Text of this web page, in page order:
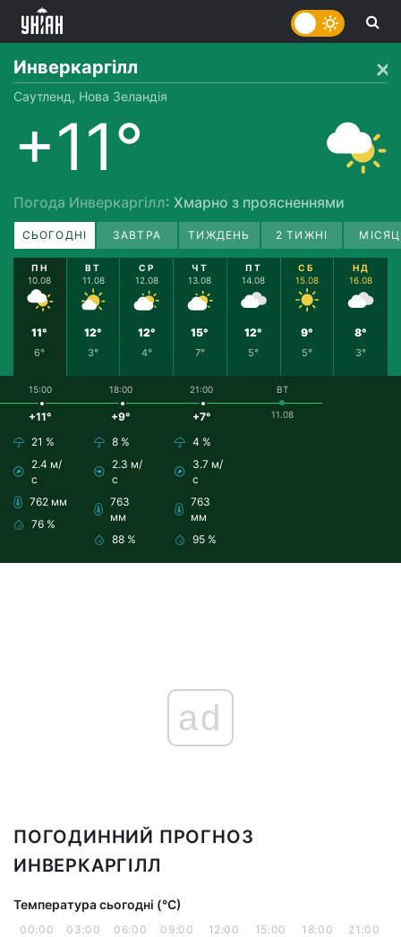
Инверкаргілл
Саутленд, Нова Зеландія
+11°
Погода Инверкаргілл: Хмарно з проясненнями
СЬОГОДНІ ЗАВТРА ТИЖДЕНЬ 2 ТИЖНІ
ПН
10.08
11°
6°
ВТ
11.08
12°
3°
СР
12.08
12°
4°
ЧТ
13.08
15°
7°
ПТ
14.08
12°
5°
СБ
15.08
9°
5°
НД
16.08
8°
3°
15:00
+11°
21 %
2.4 м/
с
762 мм
76 %
18:00
+9°
8 %
2.3 м/
с
763
мм
88 %
21:00
+7°
4 %
3.7 м/
с
763
мм
95 %
ВТ
11.08
ad
ПОГОДИННИЙ ПРОГНОЗ
ИНВЕРКАРГІЛЛ
Температура сьогодні (°С)
00:00 03:00 06:00 09:00 12:00 15:00 18:00 21:00